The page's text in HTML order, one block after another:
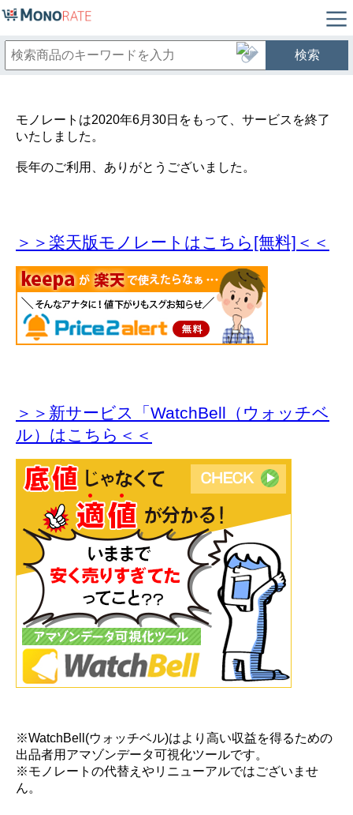
検索
モノレートは2020年6月30日をもって、サービスを終了
いたしました。
長年のご利用、ありがとうございました。
＞＞楽天版モノレートはこちら[無料]＜＜
＞＞新サービス「WatchBell（ウォッチベ
ル）はこちら＜＜
※WatchBell(ウォッチベル)はより高い収益を得るための
出品者用アマゾンデータ可視化ツールです。
※モノレートの代替えやリニューアルではございませ
ん。